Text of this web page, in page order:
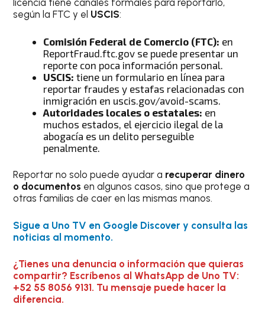
licencia tiene canales formales para reportarlo,
según la FTC y el USCIS:
Comisión Federal de Comercio (FTC): en
ReportFraud.ftc.gov se puede presentar un
reporte con poca información personal.
USCIS: tiene un formulario en línea para
reportar fraudes y estafas relacionadas con
inmigración en uscis.gov/avoid-scams.
Autoridades locales o estatales: en
muchos estados, el ejercicio ilegal de la
abogacía es un delito perseguible
penalmente.
Reportar no solo puede ayudar a recuperar dinero
o documentos en algunos casos, sino que protege a
otras familias de caer en las mismas manos.
Sigue a Uno TV en Google Discover y consulta las
noticias al momento.
¿Tienes una denuncia o información que quieras
compartir? Escríbenos al WhatsApp de Uno TV:
+52 55 8056 9131. Tu mensaje puede hacer la
diferencia.